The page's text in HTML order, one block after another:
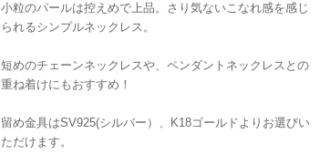
小粒のパールは控えめで上品。さり気ないこなれ感を感じ
られるシンプルネックレス。
短めのチェーンネックレスや、ペンダントネックレスとの
重ね着けにもおすすめ！
留め金具はSV925(シルバー）、K18ゴールドよりお選びい
ただけます。